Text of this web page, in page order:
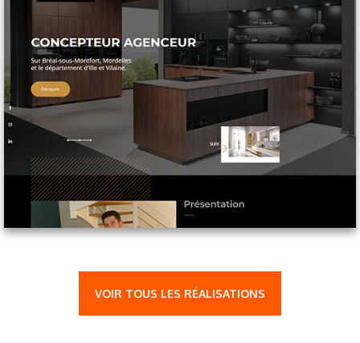
VOIR TOUS LES RÉALISATIONS